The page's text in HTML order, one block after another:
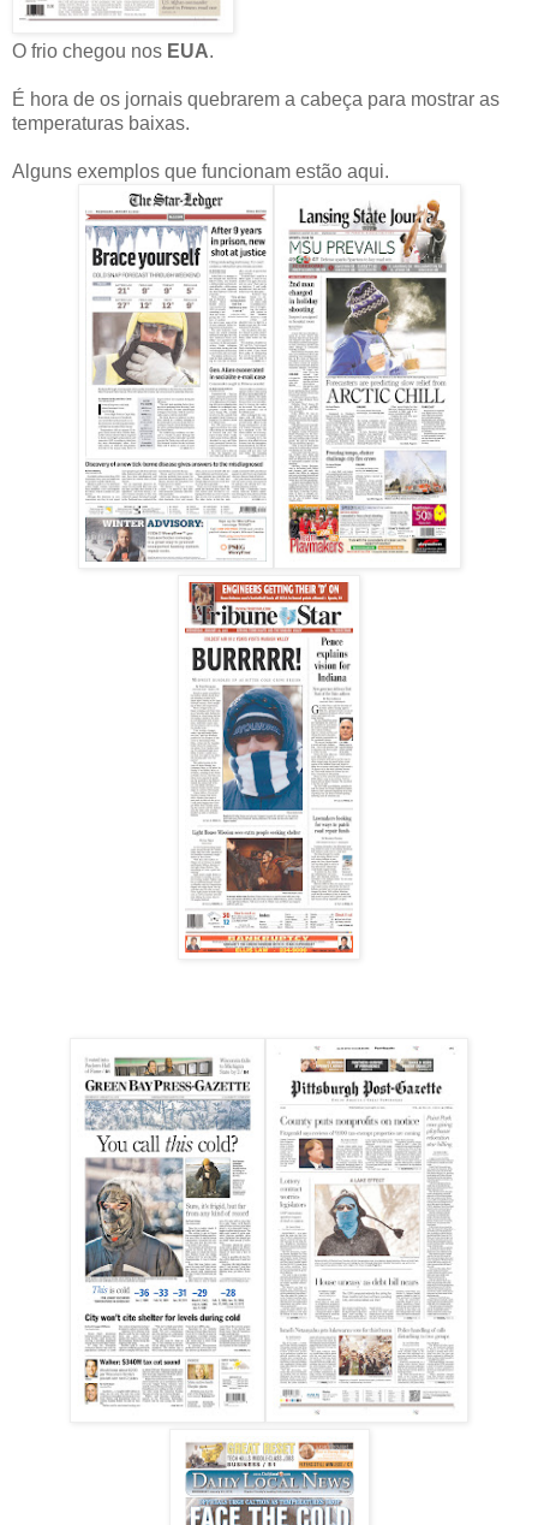
O frio chegou nos EUA.
É hora de os jornais quebrarem a cabeça para mostrar as
temperaturas baixas.
Alguns exemplos que funcionam estão aqui.